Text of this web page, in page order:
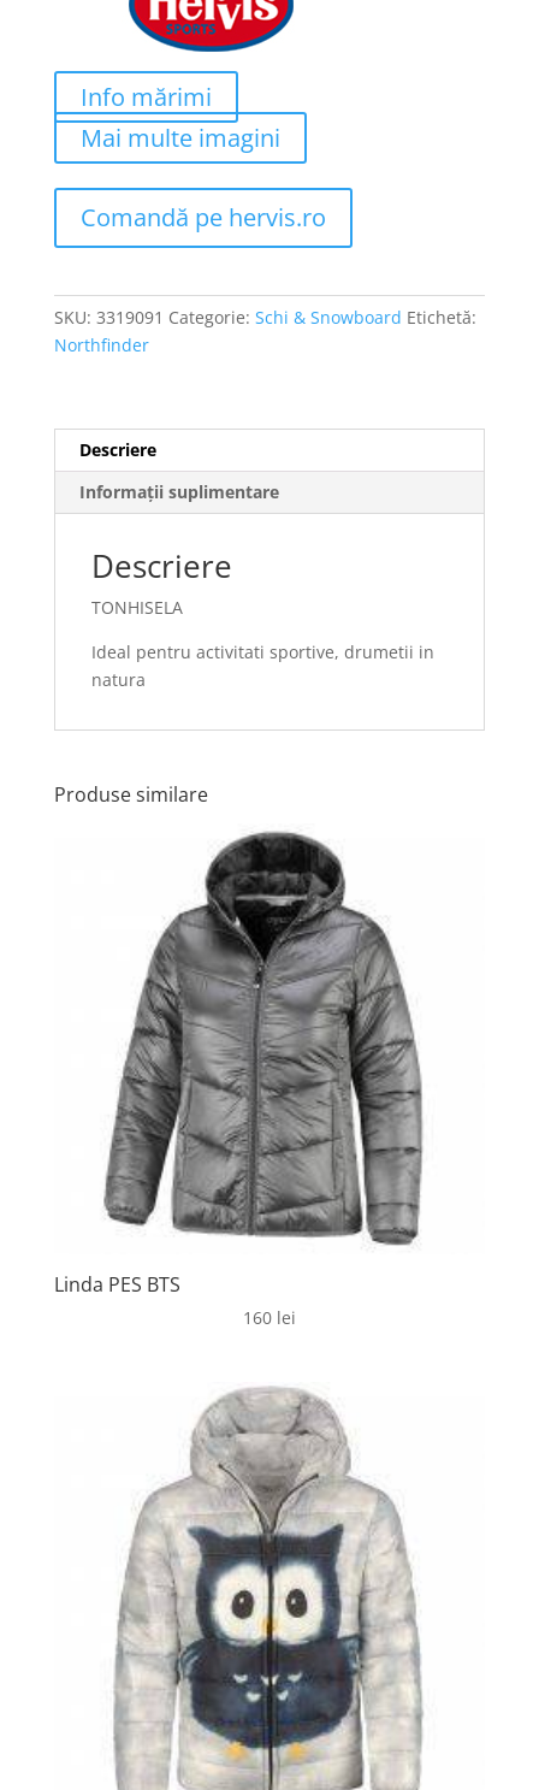
Info mărimi
Mai multe imagini
Comandă pe hervis.ro
SKU: 3319091 Categorie: Schi & Snowboard Etichetă:
Northfinder
Descriere
Informații suplimentare
Descriere
TONHISELA
Ideal pentru activitati sportive, drumetii in
natura
Produse similare
Linda PES BTS
160 lei